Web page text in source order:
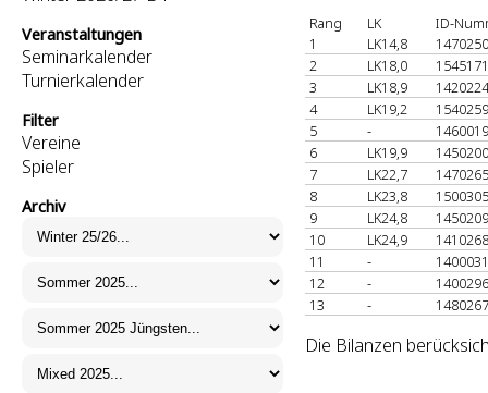
Veranstaltungen
Seminarkalender
Turnierkalender
Filter
Vereine
Spieler
Archiv
Rang LK
ID-
1
LK14,8
2
LK18,0
3
LK18,9
4
LK19,2
5
-
6
LK19,9
7
LK22,7
8
LK23,8
9
LK24,8
10
LK24,9
11
-
12
-
13
-
Die Bilanzen